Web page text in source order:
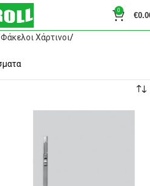
0
€
Φάκελοι Χάρτινοι